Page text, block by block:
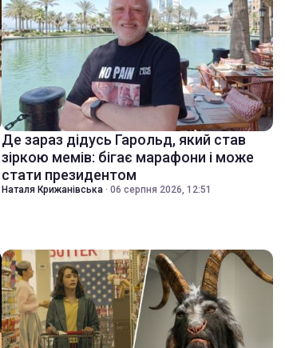
Де зараз дідусь Гарольд, який став
зіркою мемів: бігає марафони і може
стати президентом
Наталя Крижанівська · 06 серпня 2026, 12:51